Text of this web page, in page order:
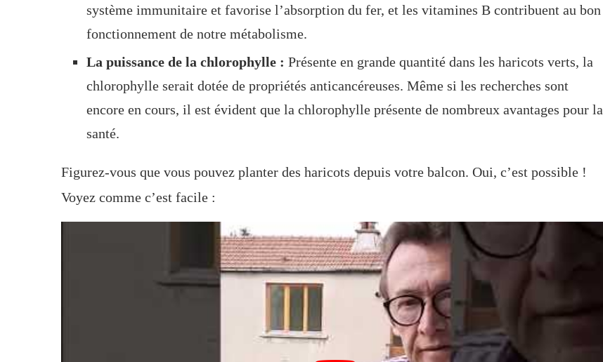
système immunitaire et favorise l’absorption du fer, et les vitamines B contribuent au bon
fonctionnement de notre métabolisme.
La puissance de la chlorophylle : Présente en grande quantité dans les haricots verts, la
chlorophylle serait dotée de propriétés anticancéreuses. Même si les recherches sont
encore en cours, il est évident que la chlorophylle présente de nombreux avantages pour la
santé.
Figurez-vous que vous pouvez planter des haricots depuis votre balcon. Oui, c’est possible !
Voyez comme c’est facile :